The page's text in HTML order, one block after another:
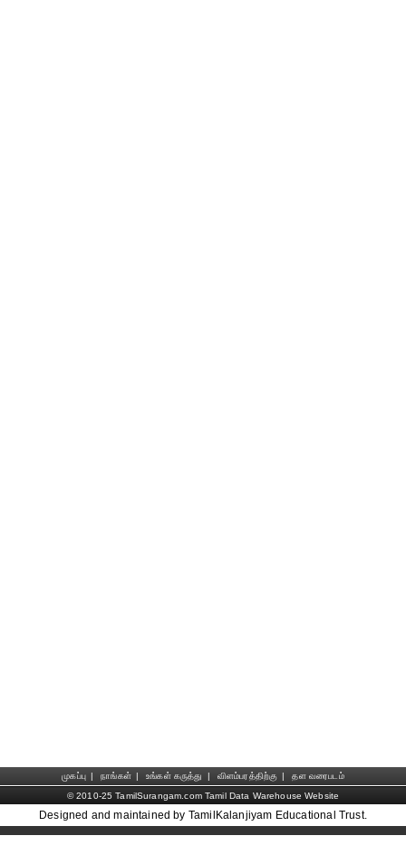
முகப்பு | நாங்கள் | உங்கள் கருத்து | விளம்பரத்திற்கு |
தள வரைபடம்
© 2010-25 TamilSurangam.com Tamil Data Warehouse Website
Designed and maintained by TamilKalanjiyam Educational Trust.